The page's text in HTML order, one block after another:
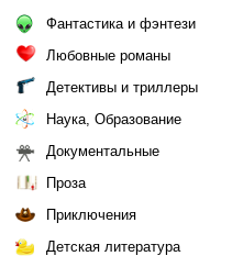
Фантастика и фэнтези
Любовные романы
Детективы и триллеры
Наука, Образование
Документальные
Проза
Приключения
Детская литература